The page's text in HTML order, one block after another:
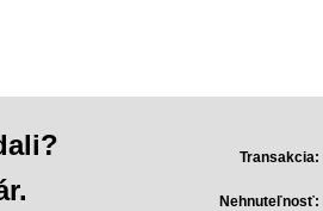
Transakcia:
Nehnuteľnosť: